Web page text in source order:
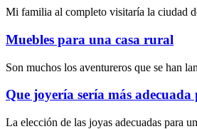
Mi familia al completo visitaría la ciudad
Muebles para una casa rural
Son muchos los aventureros que se han
Que joyería sería más
La elección de las joyas adecuadas para